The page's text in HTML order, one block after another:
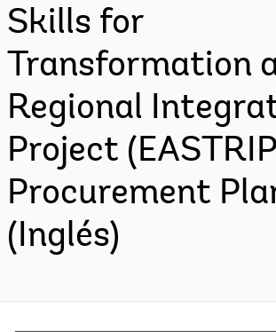
Skills for
Transformation
Regional
Project
Procurement
(Inglés)